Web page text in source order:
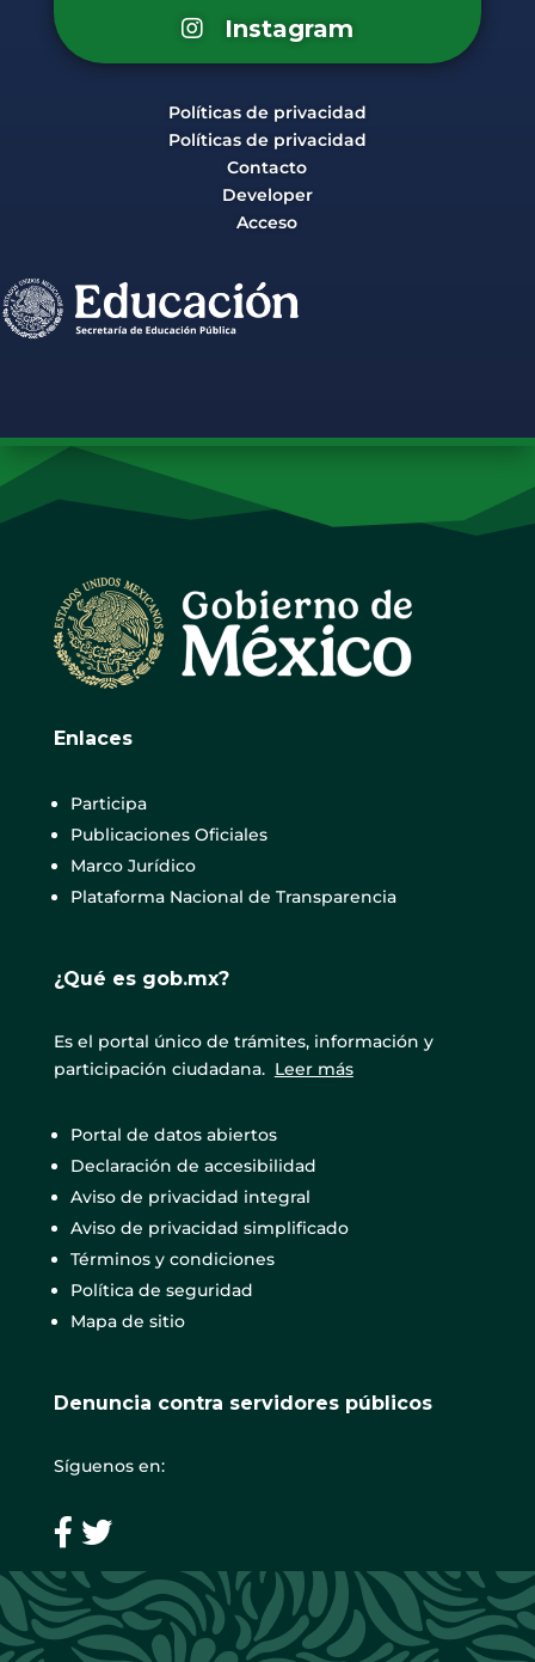
Instagram
Políticas de privacidad
Políticas de privacidad
Contacto
Developer
Acceso
Enlaces
Participa
Publicaciones Oficiales
Marco Jurídico
Plataforma Nacional de Transparencia
¿Qué es gob.mx?
Es el portal único de trámites, información y
participación ciudadana. Leer más
Portal de datos abiertos
Declaración de accesibilidad
Aviso de privacidad integral
Aviso de privacidad simplificado
Términos y condiciones
Política de seguridad
Mapa de sitio
Denuncia contra servidores públicos
Síguenos en: